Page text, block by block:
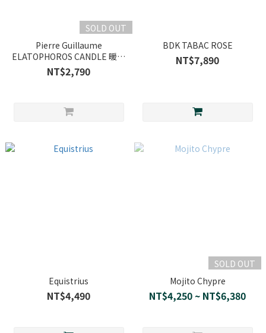
SOLD OUT
Pierre Guillaume
ELATOPHOROS CANDLE 暖光
杉林 香氛蠟燭
NT$2,790
BDK TABAC ROSE
NT$7,890
Equistrius
NT$4,490
SOLD OUT
Mojito Chypre
NT$4,250 ~ NT$6,380